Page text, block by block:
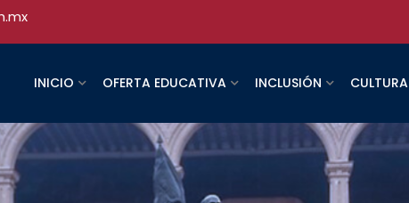
INICIO OFERTA EDUCATIVA INCLUSIÓN CULTURA